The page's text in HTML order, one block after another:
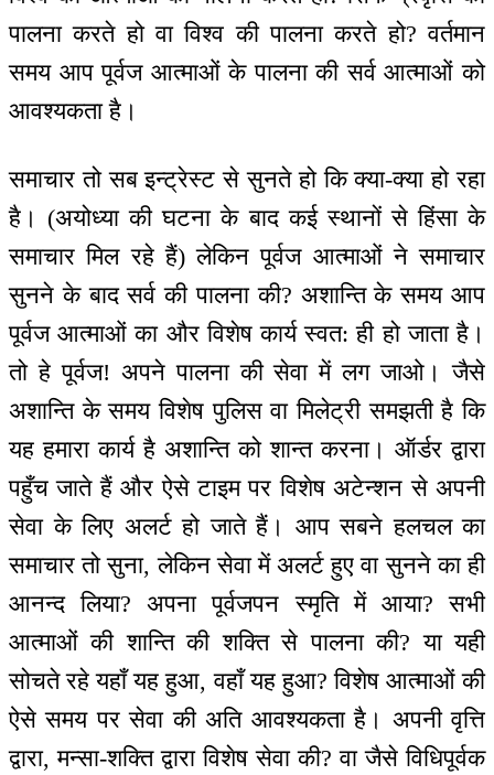
पालना करते हो वा विश्व की पालना करते हो? वर्तमान
समय आप पूर्वज आत्माओं के पालना की सर्व आत्माओं को
आवश्यकता है।
समाचार तो सब इन्ट्रेस्ट से सुनते हो कि क्या-क्या हो रहा
है। (अयोध्या की घटना के बाद कई स्थानों से हिंसा के
समाचार मिल रहे हैं) लेकिन पूर्वज आत्माओं ने समाचार
सुनने के बाद सर्व की पालना की? अशान्ति के समय आप
पूर्वज आत्माओं का और विशेष कार्य स्वत: ही हो जाता है।
तो हे पूर्वज! अपने पालना की सेवा में लग जाओ। जैसे
अशान्ति के समय विशेष पुलिस वा मिलेट्री समझती है कि
यह हमारा कार्य है अशान्ति को शान्त करना। ऑर्डर द्वारा
पहुँच जाते हैं और ऐसे टाइम पर विशेष अटेन्शन से अपनी
सेवा के लिए अलर्ट हो जाते हैं। आप सबने हलचल का
समाचार तो सुना, लेकिन सेवा में अलर्ट हुए वा सुनने का ही
आनन्द लिया? अपना पूर्वजपन स्मृति में आया? सभी
आत्माओं की शान्ति की शक्ति से पालना की? या यही
सोचते रहे यहाँ यह हुआ, वहाँ यह हुआ? विशेष आत्माओं की
ऐसे समय पर सेवा की अति आवश्यकता है। अपनी वृत्ति
द्वारा, मन्सा-शक्ति द्वारा विशेष सेवा की? वा जैसे विधिपूर्वक